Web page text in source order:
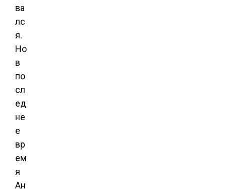
ва
лс
я.
Но
в
по
сл
ед
не
е
вр
ем
я
Ан